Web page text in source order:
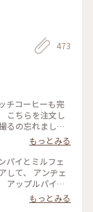
473
こちらを注文し
もっとみる
して、 アンヂェ
ア
#サバリン
もっとみる